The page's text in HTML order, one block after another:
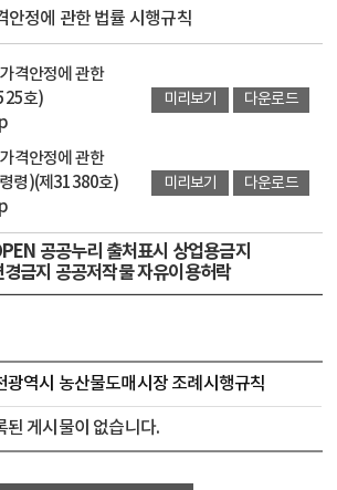
안정에 관한 법률 시행규칙
격안정에 관한
호)
미리보기 다운로드
격안정에 관한
령)(제31380호)
미리보기 다운로드
격안정에 관한
축산식품부령)
미리보기
공공누리 출처표시 상업용금지
경금지 공공저작물 자유이용허락
광역시 농산물도매시장 조례시행규칙
된 게시물이 없습니다.